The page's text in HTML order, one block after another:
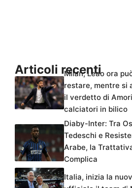
Articoli recenti
Milan, Leao ora
restare, mentre si
il verdetto di
calciatori in bilico
Diaby-Inter: Tra
Tedeschi e
Arabe, la
Complica
Italia, inizia la